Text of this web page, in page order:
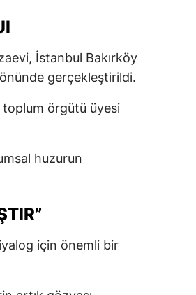
İstanbul Bakırköy
önünde gerçekleştirildi.
toplum örgütü üyesi
huzurun
için önemli bir